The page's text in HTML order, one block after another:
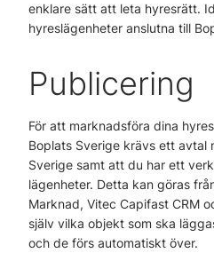
enklare sätt att leta hyresrätt.
hyreslägenheter anslutna till
Publicering
För att marknadsföra dina
Boplats Sverige krävs ett avtal
Sverige samt att du har ett
lägenheter. Detta kan göras
Marknad, Vitec Capifast CRM
själv vilka objekt som ska
och de förs automatiskt över.